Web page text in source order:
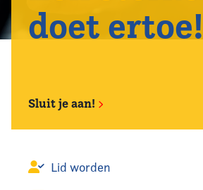
doet ertoe!
Sluit je aan!
Lid worden